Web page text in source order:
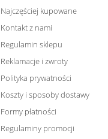
Najczęściej kupowane
Kontakt z nami
Regulamin sklepu
Reklamacje i zwroty
Polityka prywatności
Koszty i sposoby dostawy
Formy płatności
Regulaminy promocji